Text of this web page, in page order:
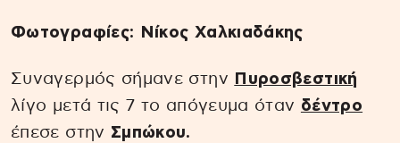
Φωτογραφίες: Νίκος Χαλκιαδάκης
Συναγερμός σήμανε στην Πυροσβεστική
λίγο μετά τις 7 το απόγευμα όταν δέντρο
έπεσε στην Σμπώκου.